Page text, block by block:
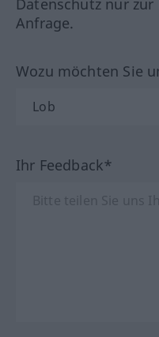
Anfrage.
Wozu möchten Sie
Ihr Feedback*